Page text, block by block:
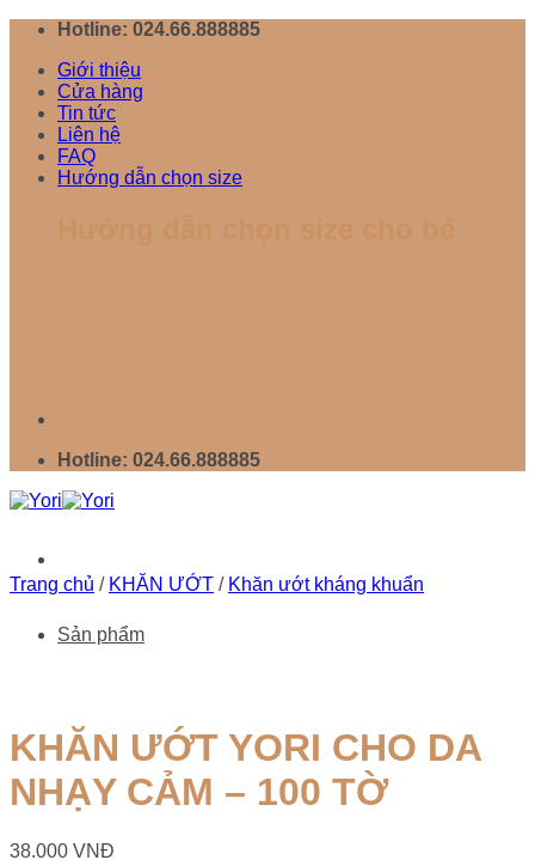
Chuyển
dung
Hotline: 024.66.888885
Giới thiệu
Cửa hàng
Tin tức
Liên hệ
FAQ
Hướng dẫn chọn size
Hotline: 024.66.888885
Sản phẩm
Trang chủ / KHĂN ƯỚT / Khăn ướt kháng khuẩn
KHĂN ƯỚT YORI CHO DA
NHẠY CẢM – 100 TỜ
38.000 VNĐ